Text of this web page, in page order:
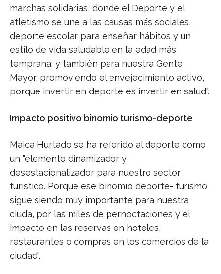
marchas solidarias, donde el Deporte y el
atletismo se une a las causas más sociales,
deporte escolar para enseñar hábitos y un
estilo de vida saludable en la edad más
temprana; y también para nuestra Gente
Mayor, promoviendo el envejecimiento activo,
porque invertir en deporte es invertir en salud".
Impacto positivo binomio turismo-deporte
Maica Hurtado se ha referido al deporte como
un "elemento dinamizador y
desestacionalizador para nuestro sector
turístico. Porque ese binomio deporte- turismo
sigue siendo muy importante para nuestra
ciuda, por las miles de pernoctaciones y el
impacto en las reservas en hoteles,
restaurantes o compras en los comercios de la
ciudad".